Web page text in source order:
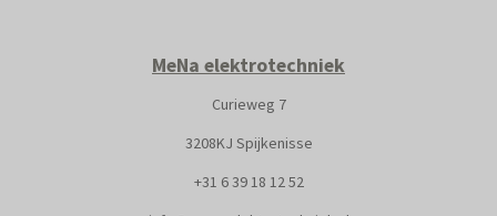
MeNa elektrotechniek
Curieweg 7
3208KJ Spijkenisse
+31 6 39 18 12 52